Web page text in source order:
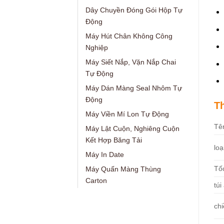
Dây Chuyền Đóng Gói Hộp Tự
Động
Máy Hút Chân Không Công
Nghiệp
Máy Siết Nắp, Vặn Nắp Chai
Tự Động
Máy Dán Màng Seal Nhôm Tự
Động
Máy Viền Mí Lon Tự Động
Máy Lật Cuộn, Nghiêng Cuộn
Kết Hợp Băng Tải
Máy In Date
Máy Quấn Màng Thùng
Carton
túi